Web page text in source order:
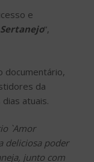
e
“,
documentário,
da
atuais.
`Amor
deliciosa poder
junto com